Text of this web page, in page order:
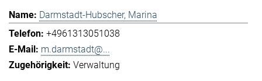
Darmstadt-Hubscher, Marina
+4961313051038
m.darmstadt@...
Verwaltung